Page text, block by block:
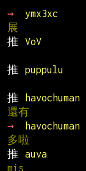
→
ymx3xc
展
推
VoV
推
puppulu
推
havochuman
還有
→
havochuman
多啦
推
auva
mis